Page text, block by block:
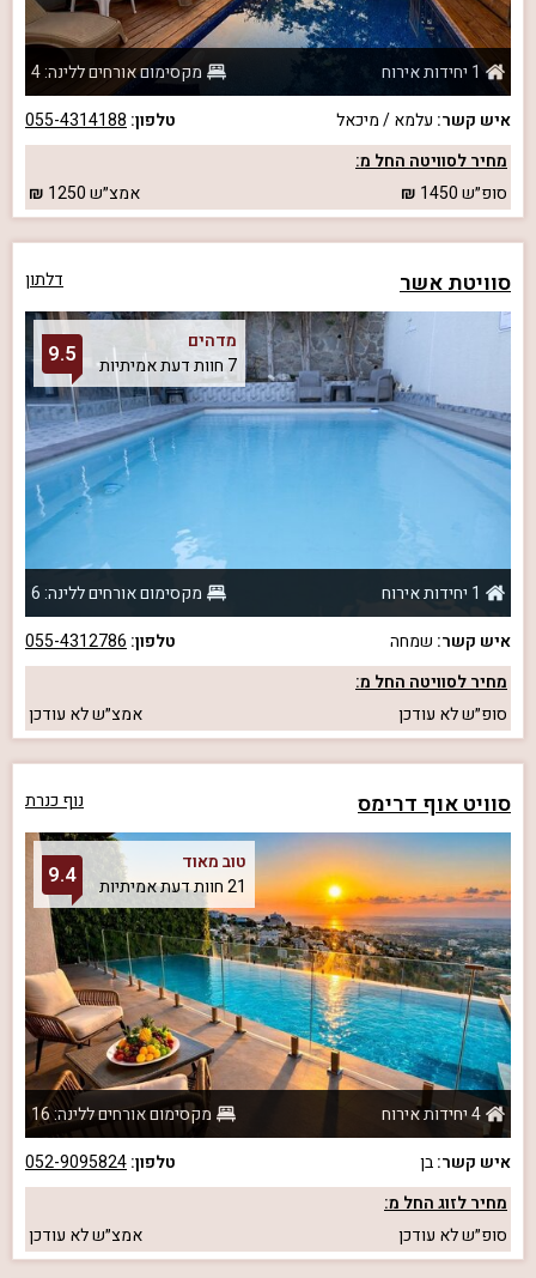
1 יחידות אירוח
מקסימום אורחים ללינה: 4
איש קשר: עלמא / מיכאל טלפון: 055-4314188
מחיר לסוויטה החל מ:
סופ״ש1450 אמצ״ש1250
סוויטת אשר דלתון
מדהים
7 חוות דעת אמיתיות
9.5
1 יחידות אירוח
מקסימום אורחים ללינה: 6
איש קשר: שמחה טלפון: 055-4312786
מחיר לסוויטה החל מ:
סופ״שלא עודכן אמצ״שלא עודכן
סוויט אוף דרימס נוף כנרת
טוב מאוד
21 חוות דעת אמיתיות
9.4
4 יחידות אירוח
מקסימום אורחים ללינה: 16
איש קשר:בן טלפון:052-9095824
מחיר לזוג החל מ:
סופ״שלא עודכן אמצ״שלא עודכן